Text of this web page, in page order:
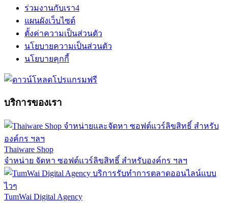
ร่วมงานกับเรา4
แผนผังเว็บไซต์
ตั้งค่าความเป็นส่วนตัว
นโยบายความเป็นส่วนตัว
นโยบายคุกกี้
บริการของเรา
Thaiware Shop
จำหน่าย จัดหา ซอฟต์แวร์ลิขสิทธิ์ สำหรับองค์กร ฯลฯ
TumWai Digital Agency